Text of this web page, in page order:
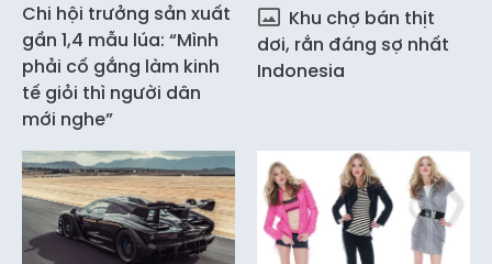
Chi hội trưởng sản xuất
gần 1,4 mẫu lúa: “Mình
phải cố gắng làm kinh
tế giỏi thì người dân
mới nghe”
Khu chợ bán thịt
dơi, rắn đáng sợ nhất
Indonesia